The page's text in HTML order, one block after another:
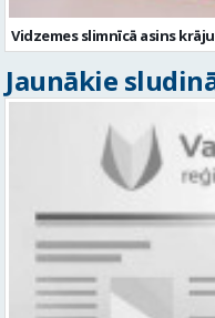
Vidzemes slimnīcā asins
Jaunākie